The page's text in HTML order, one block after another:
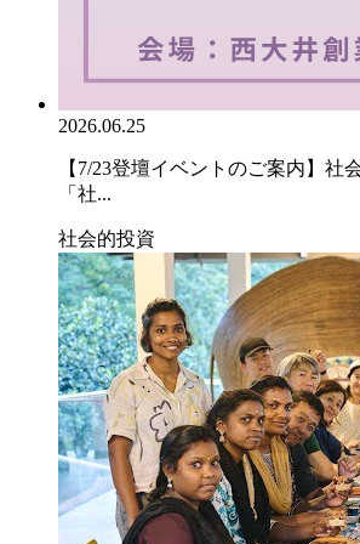
2026.06.25
【7/23登壇イベントのご案内】社
「社...
社会的投資